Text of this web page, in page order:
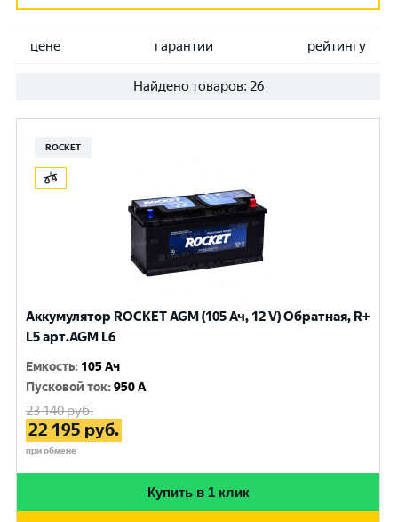
цене гарантии рейтингу
Найдено товаров: 26
ROCKET
Аккумулятор ROCKET AGM (105 Ач, 12 V) Обратная, R+
L5 арт.AGM L6
Емкость: 105 Ач
Пусковой ток:950 A
23 140руб.
22 195 руб.
при обмене
Купить в 1 клик